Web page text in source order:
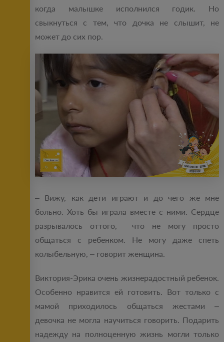
когда малышке исполнился годик. Но
свыкнуться с тем, что дочка не слышит, не
может до сих пор.
– Вижу, как дети играют и до чего же мне
больно. Хоть бы играла вместе с ними. Сердце
разрывалось оттого, что не могу просто
общаться с ребенком. Не могу даже спеть
колыбельную, – говорит женщина.
Виктория-Эрика очень жизнерадостный ребенок.
Особенно нравится ей готовить. Вот только с
мамой приходилось общаться жестами –
девочка не могла научиться говорить. Подарить
надежду на полноценную жизнь могли только